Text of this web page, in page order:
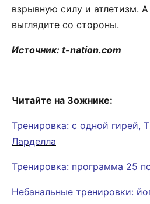
взрывную силу и атлетизм.
выглядите со стороны.
Источник: t-nation.com
Читайте на Зожнике:
Тренировка: с одной гирей,
Ларделла
Тренировка: программа 25
Небанальные тренировки: